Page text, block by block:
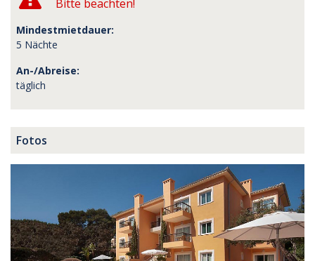
Bitte beachten!
Mindestmietdauer:
5 Nächte
An-/Abreise:
täglich
Fotos